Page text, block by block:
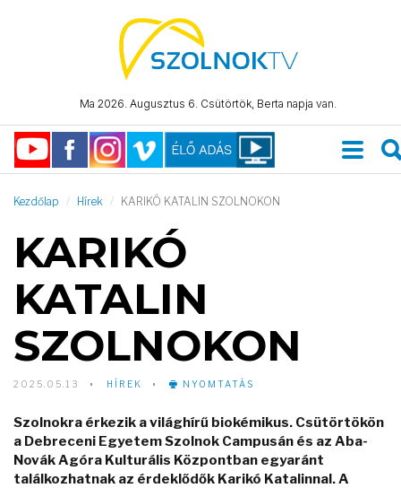
Ma 2026. Augusztus 6. Csütörtök, Berta napja van.
Kezdőlap Hírek KARIKÓ KATALIN SZOLNOKON
KARIKÓ
KATALIN
SZOLNOKON
2025.05.13 HÍREK NYOMTATÁS
Szolnokra érkezik a világhírű biokémikus. Csütörtökön
a Debreceni Egyetem Szolnok Campusán és az Aba-
Novák Agóra Kulturális Központban egyaránt
találkozhatnak az érdeklődők Karikó Katalinnal. A